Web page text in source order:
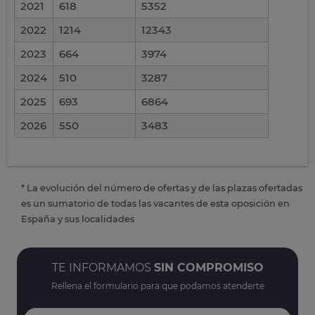
2021 618
5352
2022
1214
12343
2023
664
3974
2024
510
3287
2025
693
6864
2026
550 3483
* La evolución del número de ofertas y de las plazas ofertadas
es un sumatorio de todas las vacantes de esta oposición en
España y sus localidades
TE INFORMAMOS SIN COMPROMISO
Rellena el formulario para que podamos atenderte